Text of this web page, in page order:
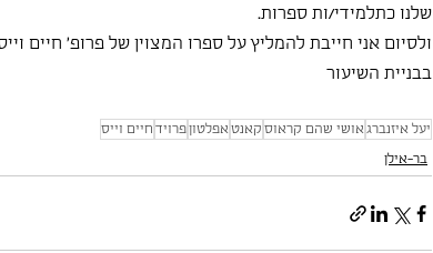
שלנו כתלמידי/ות ספרות.
ולסיום אני חייבת להמליץ על ספרו המצוין של פרופ' חיים
בבניית השיעור
יעל איזנברגאושי שהם קראוס קאנטאפלטוןפרויד חיים וייס
בר-אילן